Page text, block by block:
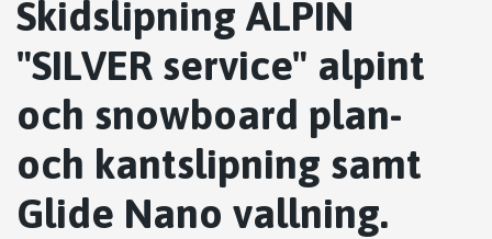
Skidslipning ALPIN
"SILVER service" alpint
och snowboard plan-
och kantslipning samt
Glide Nano vallning.